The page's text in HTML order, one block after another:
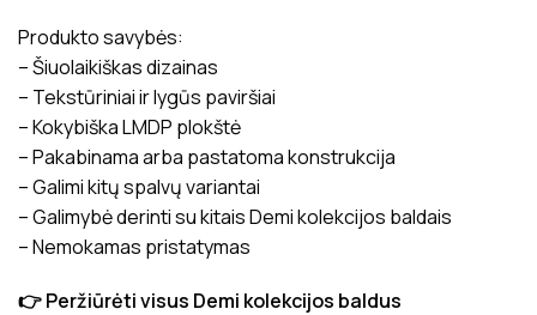
Produkto savybės:
– Šiuolaikiškas dizainas
– Tekstūriniai ir lygūs paviršiai
– Kokybiška LMDP plokštė
– Pakabinama arba pastatoma konstrukcija
– Galimi kitų spalvų variantai
– Galimybė derinti su kitais Demi kolekcijos baldais
– Nemokamas pristatymas
👉 Peržiūrėti visus Demi kolekcijos baldus